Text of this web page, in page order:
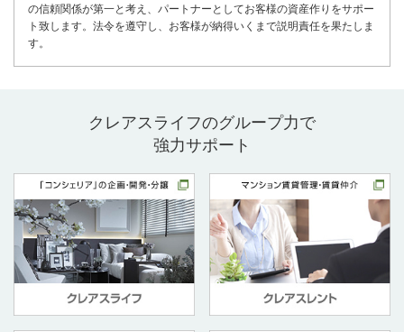
の信頼関係が第一と考え、パートナーとしてお客様の資産作りをサポー
ト致します。法令を遵守し、お客様が納得いくまで説明責任を果たしま
す。
クレアスライフのグループ力で
強力サポート